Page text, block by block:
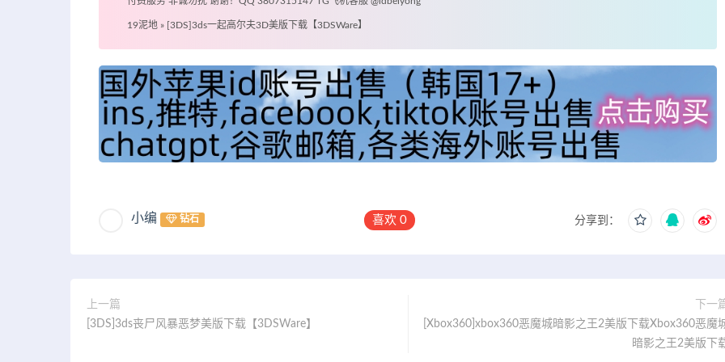
19泥地 » [3DS]3ds一起高尔夫3D美版下载【3DSWare】
小编 钻石 喜欢0 分享到：
上一篇
[3DS]3ds丧尸风暴恶梦美版下载【3DSWare】
下一
[Xbox360]xbox360恶魔城暗影之王2美版下载Xbox360恶魔
暗影之王2美版下